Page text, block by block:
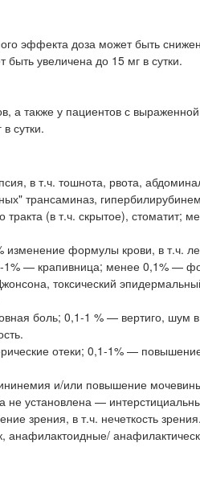
эффекта доза может быть
увеличена до 15 мг в сутки.
также у пациентов с
сутки.
в т.ч. тошнота, рвота,
трансаминаз,
тракта (в т.ч. скрытое),
формулы крови, в т.ч.
— крапивница; менее 0,1% —
токсический
боль; 0,1-1 % — вертиго, шум
отеки; 0,1-1% —
и/или повышение
не установлена —
зрения, в т.ч. нечеткость зрения.
анафилактоидные/